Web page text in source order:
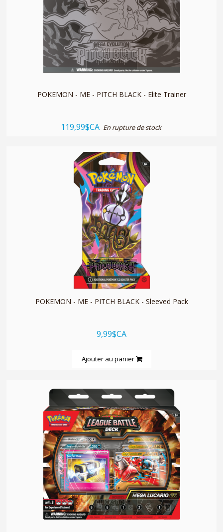
quickshop
POKEMON - ME - PITCH BLACK - Elite Trainer
119,99$CA En rupture de stock
quickshop
POKEMON - ME - PITCH BLACK - Sleeved Pack
9,99$CA
Ajouter au panier
quickshop